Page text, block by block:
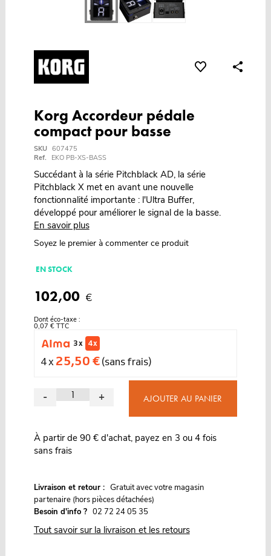
Korg Accordeur pédale
compact pour basse
SKU 607475
Ref.
EKO PB-XS-BASS
Succédant à la série Pitchblack AD, la série
Pitchblack X met en avant une nouvelle
fonctionnalité importante : l'Ultra Buffer,
développé pour améliorer le signal de la basse.
En savoir plus
Soyez le premier à commenter ce produit
EN STOCK
102,00 €
Dont éco-taxe :
0,07 € TTC
3 x
4 x
4 x 25,50 €(sans frais)
- + AJOUTER AU PANIER
À partir de 90 € d'achat, payez en 3 ou 4 fois
sans frais
Livraison et retour : Gratuit avec votre magasin
partenaire (hors pièces détachées)
Besoin d'info ? 02 72 24 05 35
Tout savoir sur la livraison et les retours